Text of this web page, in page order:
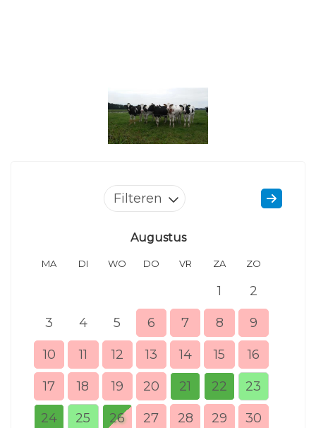
Filteren
Augustus
MA DI WO DO VR ZA ZO
1 2
3 4 5 6 7 8 9
10 11 12 13 14 15 16
17 18 19 20 21 22 23
24 25 26 27 28 29 30